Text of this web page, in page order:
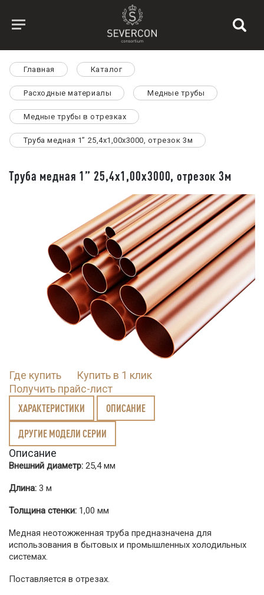
Главная Каталог
Расходные материалы Медные трубы
Медные трубы в отрезках
Труба медная 1” 25,4х1,00х3000, отрезок 3м
Труба медная 1” 25,4х1,00х3000, отрезок 3м
Где купить
Купить в 1 клик
Получить прайс-лист
ХАРАКТЕРИСТИКИ ОПИСАНИЕ
ДРУГИЕ МОДЕЛИ СЕРИИ
Описание
Внешний диаметр: 25,4 мм
Длина: 3 м
Толщина стенки: 1,00 мм
Медная неотожженная труба предназначена для
использования в бытовых и промышленных холодильных
системах.
Поставляется в отрезах.